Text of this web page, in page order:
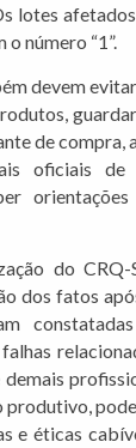
lotes
número “1”.
devem
de compra,
oficiais de
do CRQ-
dos fatos
demais
produtivo,
e éticas